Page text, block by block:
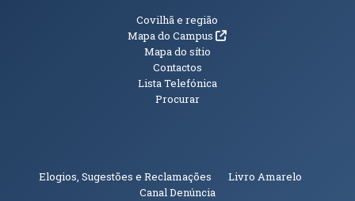
Informações Adicionais
Covilhã e região
Mapa do Campus(abre em nova janela)
Mapa do sítio
Contactos
Lista Telefónica
Procurar
Elogios, Sugestões e Reclamações Livro Amarelo
Canal Denúncia(abre em nova janela)